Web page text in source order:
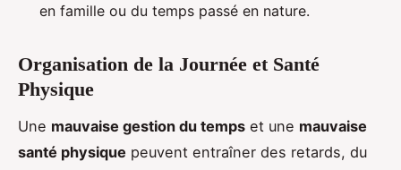
en famille ou du temps passé en nature.
Organisation de la Journée et Santé
Physique
Une mauvaise gestion du temps et une mauvaise
santé physique peuvent entraîner des retards, du